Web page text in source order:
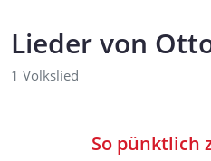
Lieder von
1 Volkslied
So pünktlich